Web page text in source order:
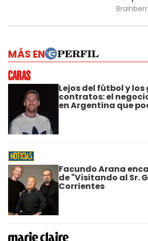
MÁS EN
Lejos del fútbol y
contratos: el
en Argentina que
Facundo Arana
de "Visitando al Sr.
Corrientes